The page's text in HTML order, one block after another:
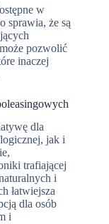
w
sprawia, że są
pozwolić
inaczej
dla
jak i
trafiającej
i
łatwiejsza
dla osób
i